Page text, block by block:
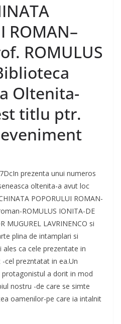
ROMAN–
ROMULUS
Oltenita-
titlu ptr.
prezenta unui numeros
oltenita-a avut loc
POPORULUI ROMAN-
ROMULUS IONITA-DE
MUGUREL LAVRINENCO si
plina de intamplari si
ca cele prezentate in
cel prezntatat in ea.Un
a dorit in mod
nostru -de care se simte
oamenilor-pe care ia intalnit